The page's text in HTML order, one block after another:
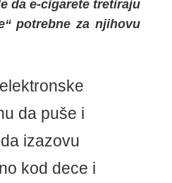
da e-cigarete tretiraju
potrebne za njihovu
da puše i
izazovu
kod dece i